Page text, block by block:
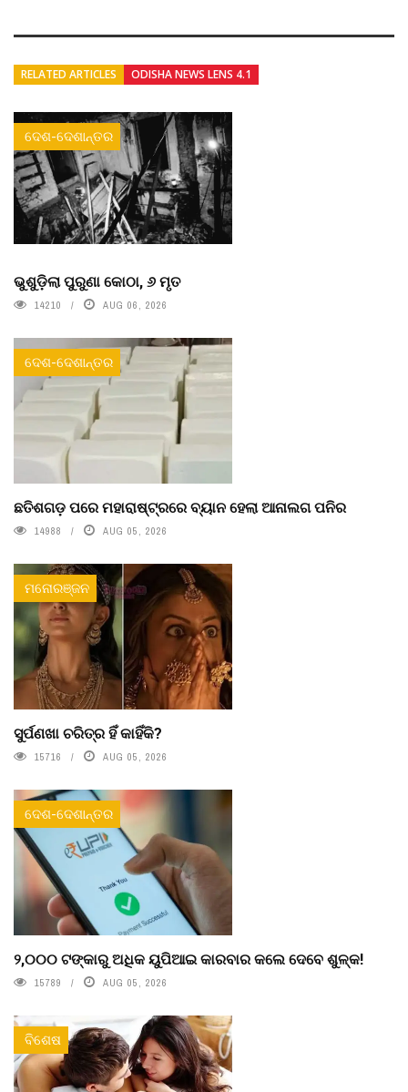
RELATED ARTICLES ODISHA NEWS LENS 4.1
ଦେଶ-ଦେଶାନ୍ତର
ଭୁଶୁଡ଼ିଲା ପୁରୁଣା କୋଠା, ୬ ମୃତ
14210 AUG 06, 2026
ଦେଶ-ଦେଶାନ୍ତର
ଛତିଶଗଡ଼ ପରେ ମହାରାଷ୍ଟ୍ରରେ ବ୍ୟାନ ହେଲା ଆନାଲଗ ପନିର
14988 AUG 05, 2026
ମନୋରଞ୍ଜନ
ସୁର୍ପଣଖା ଚରିତ୍ର ହିଁ କାହିଁକି?
15716 AUG 05, 2026
ଦେଶ-ଦେଶାନ୍ତର
୨,୦୦୦ ଟଙ୍କାରୁ ଅଧିକ ୟୁପିଆଇ କାରବାର କଲେ ଦେବେ ଶୁଳ୍କ!
15789 AUG 05, 2026
ବିଶେଷ